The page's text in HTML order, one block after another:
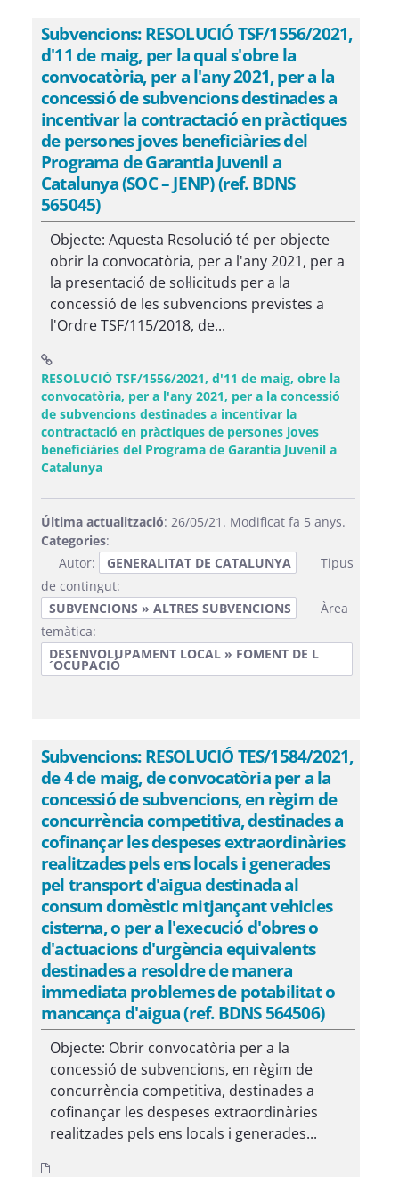
Subvencions: RESOLUCIÓ TSF/1556/2021,
d'11 de maig, per la qual s'obre la
convocatòria, per a l'any 2021, per a la
concessió de subvencions destinades a
incentivar la contractació en pràctiques
de persones joves beneficiàries del
Programa de Garantia Juvenil a
Catalunya (SOC – JENP) (ref. BDNS
565045)
Objecte: Aquesta Resolució té per objecte
obrir la convocatòria, per a l'any 2021, per a
la presentació de sol·licituds per a la
concessió de les subvencions previstes a
l'Ordre TSF/115/2018, de...
RESOLUCIÓ TSF/1556/2021, d'11 de maig, obre la
convocatòria, per a l'any 2021, per a la concessió
de subvencions destinades a incentivar la
contractació en pràctiques de persones joves
beneficiàries del Programa de Garantia Juvenil a
Catalunya(Obre una finestra nova)
Última actualització: 26/05/21. Modificat fa 5 anys.
Categories:
Autor:
GENERALITAT DE CATALUNYA
Tipus
de contingut:
SUBVENCIONS » ALTRES SUBVENCIONS
Àrea
temàtica:
DESENVOLUPAMENT LOCAL » FOMENT DE L
´OCUPACIÓ
Subvencions: RESOLUCIÓ TES/1584/2021,
de 4 de maig, de convocatòria per a la
concessió de subvencions, en règim de
concurrència competitiva, destinades a
cofinançar les despeses extraordinàries
realitzades pels ens locals i generades
pel transport d'aigua destinada al
consum domèstic mitjançant vehicles
cisterna, o per a l'execució d'obres o
d'actuacions d'urgència equivalents
destinades a resoldre de manera
immediata problemes de potabilitat o
mancança d'aigua (ref. BDNS 564506)
Objecte: Obrir convocatòria per a la
concessió de subvencions, en règim de
concurrència competitiva, destinades a
cofinançar les despeses extraordinàries
realitzades pels ens locals i generades...